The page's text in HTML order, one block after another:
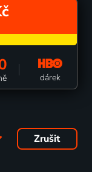
dárek
Zrušit